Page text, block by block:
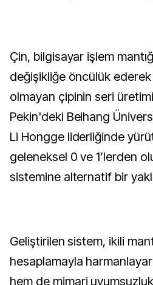
Çin, bilgisayar işlem mantığında köklü bir
değişikliğe öncülük ederek
olmayan çipinin seri
Pekin'deki Beihang
Li Hongge liderliğinde
geleneksel 0 ve 1’lerden
sistemine alternatif bir
Geliştirilen sistem, ikili
hesaplamayla
hem de mimari